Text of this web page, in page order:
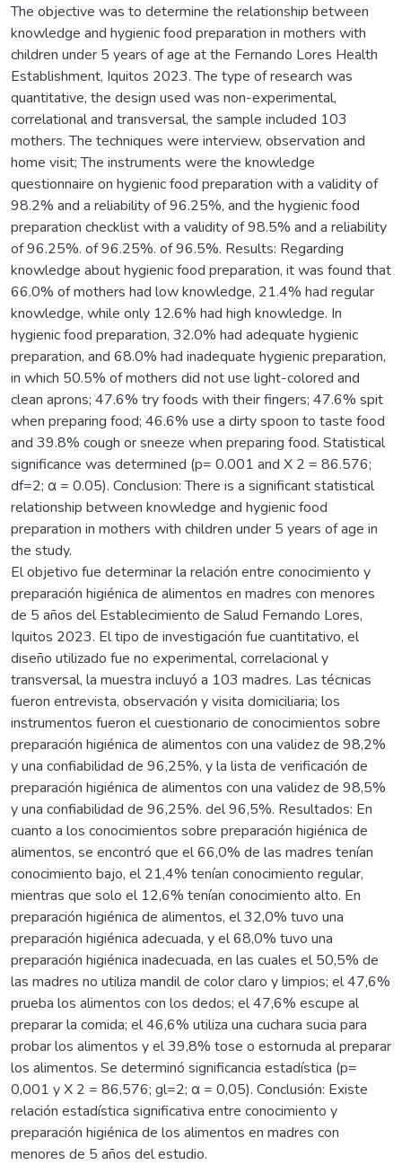
The objective was to determine the relationship between
knowledge and hygienic food preparation in mothers with
children under 5 years of age at the Fernando Lores Health
Establishment, Iquitos 2023. The type of research was
quantitative, the design used was non-experimental,
correlational and transversal, the sample included 103
mothers. The techniques were interview, observation and
home visit; The instruments were the knowledge
questionnaire on hygienic food preparation with a validity of
98.2% and a reliability of 96.25%, and the hygienic food
preparation checklist with a validity of 98.5% and a reliability
of 96.25%. of 96.25%. of 96.5%. Results: Regarding
knowledge about hygienic food preparation, it was found that
66.0% of mothers had low knowledge, 21.4% had regular
knowledge, while only 12.6% had high knowledge. In
hygienic food preparation, 32.0% had adequate hygienic
preparation, and 68.0% had inadequate hygienic preparation,
in which 50.5% of mothers did not use light-colored and
clean aprons; 47.6% try foods with their fingers; 47.6% spit
when preparing food; 46.6% use a dirty spoon to taste food
and 39.8% cough or sneeze when preparing food. Statistical
significance was determined (p= 0.001 and X 2 = 86.576;
df=2; α = 0.05). Conclusion: There is a significant statistical
relationship between knowledge and hygienic food
preparation in mothers with children under 5 years of age in
the study.
El objetivo fue determinar la relación entre conocimiento y
preparación higiénica de alimentos en madres con menores
de 5 años del Establecimiento de Salud Fernando Lores,
Iquitos 2023. El tipo de investigación fue cuantitativo, el
diseño utilizado fue no experimental, correlacional y
transversal, la muestra incluyó a 103 madres. Las técnicas
fueron entrevista, observación y visita domiciliaria; los
instrumentos fueron el cuestionario de conocimientos sobre
preparación higiénica de alimentos con una validez de 98,2%
y una confiabilidad de 96,25%, y la lista de verificación de
preparación higiénica de alimentos con una validez de 98,5%
y una confiabilidad de 96,25%. del 96,5%. Resultados: En
cuanto a los conocimientos sobre preparación higiénica de
alimentos, se encontró que el 66,0% de las madres tenían
conocimiento bajo, el 21,4% tenían conocimiento regular,
mientras que solo el 12,6% tenían conocimiento alto. En
preparación higiénica de alimentos, el 32,0% tuvo una
preparación higiénica adecuada, y el 68,0% tuvo una
preparación higiénica inadecuada, en las cuales el 50,5% de
las madres no utiliza mandil de color claro y limpios; el 47,6%
prueba los alimentos con los dedos; el 47,6% escupe al
preparar la comida; el 46,6% utiliza una cuchara sucia para
probar los alimentos y el 39,8% tose o estornuda al preparar
los alimentos. Se determinó significancia estadística (p=
0,001 y X 2 = 86,576; gl=2; α = 0,05). Conclusión: Existe
relación estadística significativa entre conocimiento y
preparación higiénica de los alimentos en madres con
menores de 5 años del estudio.